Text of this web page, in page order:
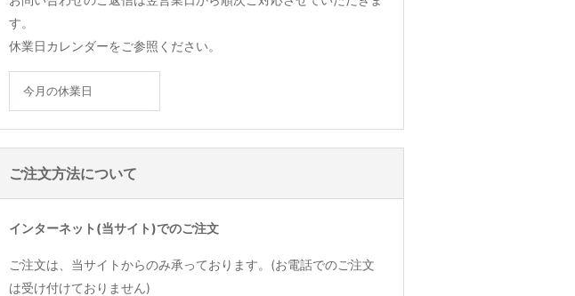
す。
休業日カレンダーをご参照ください。
今月の休業日
ご注文方法について
インターネット(当サイト)でのご注文
ご注文は、当サイトからのみ承っております。(お電話でのご注文
は受け付けておりません)